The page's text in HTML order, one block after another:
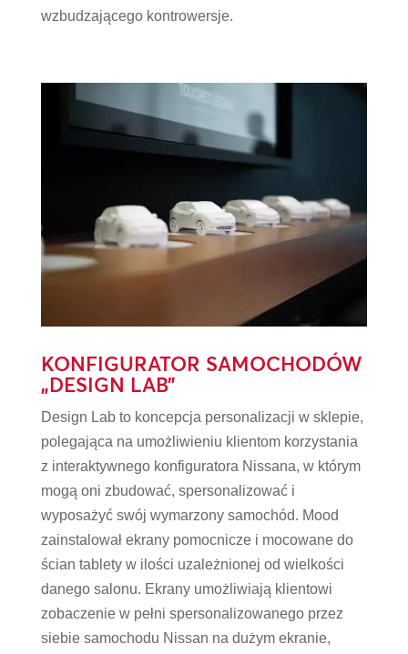
wzbudzającego kontrowersje.
KONFIGURATOR SAMOCHODÓW
„DESIGN LAB”
Design Lab to koncepcja personalizacji w sklepie,
polegająca na umożliwieniu klientom korzystania
z interaktywnego konfiguratora Nissana, w którym
mogą oni zbudować, spersonalizować i
wyposażyć swój wymarzony samochód. Mood
zainstalował ekrany pomocnicze i mocowane do
ścian tablety w ilości uzależnionej od wielkości
danego salonu. Ekrany umożliwiają klientowi
zobaczenie w pełni spersonalizowanego przez
siebie samochodu Nissan na dużym ekranie,